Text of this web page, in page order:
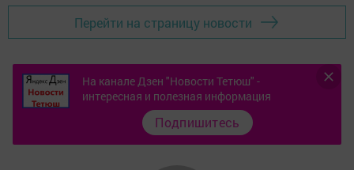
Перейти на страницу новости
На канале Дзен "Новости Тетюш" -
интересная и полезная информация
Подпишитесь